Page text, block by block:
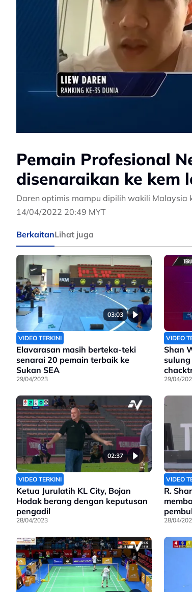
Pemain Profesional
disenaraikan ke kem
Daren optimis mampu dipilih wakili Malaysia
14/04/2022 20:49 MYT
BerkaitanLihat juga
03:03
VIDEO TERKINI
Elavarasan masih berteka-teki
senarai 20 pemain terbaik ke
Sukan SEA
29/04/2023
VIDEO
Shan
29/04/
02:37
VIDEO TERKINI
Ketua Jurulatih KL City, Bojan
Hodak berang dengan keputusan
pengadil
28/04/2023
VIDEO
R.
28/04/